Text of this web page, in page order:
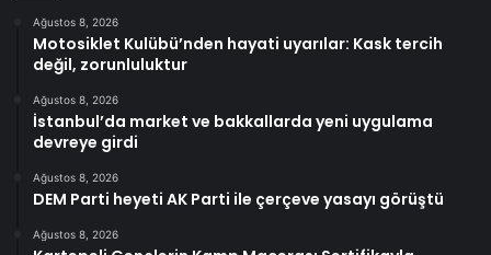
Ağustos 8, 2026
Motosiklet Kulübü’nden hayati uyarılar: Kask tercih
değil, zorunluluktur
Ağustos 8, 2026
İstanbul’da market ve bakkallarda yeni uygulama
devreye girdi
Ağustos 8, 2026
DEM Parti heyeti AK Parti ile çerçeve yasayı görüştü
Ağustos 8, 2026